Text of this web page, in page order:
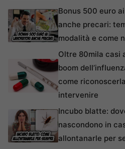
Bonus 500 euro
anche precari:
modalità e come
Oltre 80mila casi
boom
come
intervenire
Incubo blatte:
nascondono in
allontanarle per